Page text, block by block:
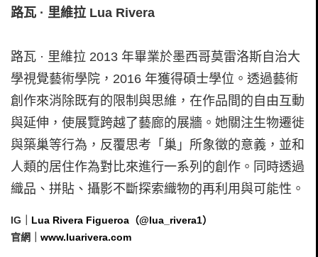
路瓦 · 里維拉 Lua Rivera
路瓦 · 里維拉 2013 年畢業於墨西哥莫雷洛斯自治大
學視覺藝術學院，2016 年獲得碩士學位。透過藝術
創作來消除既有的限制與思維，在作品間的自由互動
與延伸，使展覽跨越了藝廊的展牆。她關注生物遷徙
與築巢等行為，反覆思考「巢」所象徵的意義，並和
人類的居住作為對比來進行一系列的創作。同時透過
織品、拼貼、攝影不斷探索織物的再利用與可能性。
IG｜ Lua Rivera Figueroa（@lua_rivera1）
官網｜ www.luarivera.com